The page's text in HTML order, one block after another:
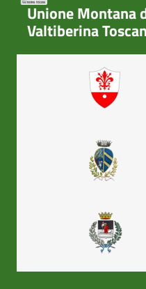
Unione Montana
Valtiberina